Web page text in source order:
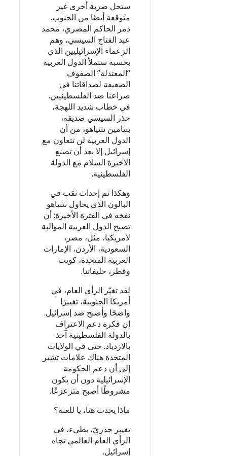
ستحل ضربة أخرى غير
متوقعة أيضًا من الجنوب.
دمر الحاكم المصري، محمد
عبد الفتاح السيسي، وهم
الزعماء الإسرائيليين الذي
بحسبه ستملأ الدول العربية
“المعتدلة” الصفوف
الضعيفة لصداقاتنا في
صراعنا ضد الفلسطينيين.
في خطاب شديد اللهجة،
حذر السيسي صديقه،
بنيامين نتنياهو، من أن
الدول العربية لن تتعاون مع
إسرائيل إلا بعد أن تصنع
الأخيرة السلام مع الدولة
الفلسطينية.
وهكذا تم إحداث ثقب في
البالون الذي يحاول نتنياهو
نفخه في الفترة الأخيرة: أن
تصبح الدول العربية الموالية
لأمريكيا، مثل، مصر،
السعودية، الأردن، الإمارات
العربية المتحدة، كويت
وقطر، حليفاتنا.
لقد تغيّر الرأي العام، في
أمريكا الجنوبية، تغييرًا
واضحًا وأصبح ضد إسرائيل.
إن فكرة دعم الاعتراف
بالدولة الفلسطينية آخذ
بالازدياد. حتى في الولايات
المتحدة هناك علامات تشير
إلى أن دعم الحكومة
الإسرائيلية دون أن يكون
مشروطًا أصبح متزعزعًا.
ماذا يحدث هنا، يا للعنة؟
تغيير جذريّ، بطيء، في
الرأي العام العالمي تجاه
إسرائيل.